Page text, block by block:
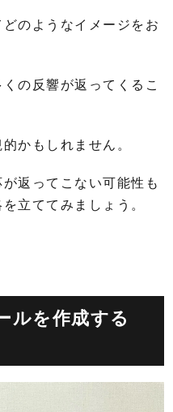
のようなイメージをお
の反響が返ってくるこ
かもしれません。
返ってこない可能性も
立ててみましょう。
ルを作成する